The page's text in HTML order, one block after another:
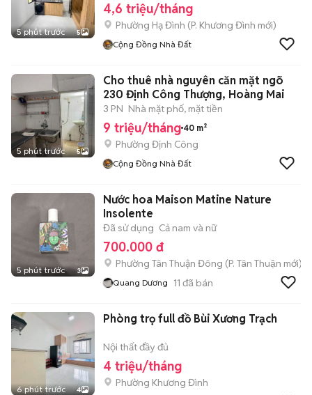
5 phút trước 5
4,6 triệu/tháng
Phường Hạ Đình (P. Khương Đình mới)
Cộng Đồng Nhà Đất
5 phút trước 5
Cho thuê nhà nguyên căn mặt ngõ
230 Định Công Thượng, Hoàng Mai
3 PN Nhà mặt phố, mặt tiền
9 triệu/tháng 40 m²
Phường Định Công
Cộng Đồng Nhà Đất
5 phút trước 3
Nước hoa Maison Matine Nature
Insolente
Đã sử dụng Cả nam và nữ
700.000 đ
Phường Tân Thuận Đông (P. Tân Thuận mới)
Quang Dương 11 đã bán
6 phút trước 4
Phòng trọ full đồ Bùi Xương Trạch
Nội thất đầy đủ
4 triệu/tháng
Phường Khương Đình